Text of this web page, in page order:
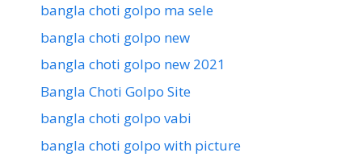
bangla choti golpo ma sele
bangla choti golpo new
bangla choti golpo new 2021
Bangla Choti Golpo Site
bangla choti golpo vabi
bangla choti golpo with picture